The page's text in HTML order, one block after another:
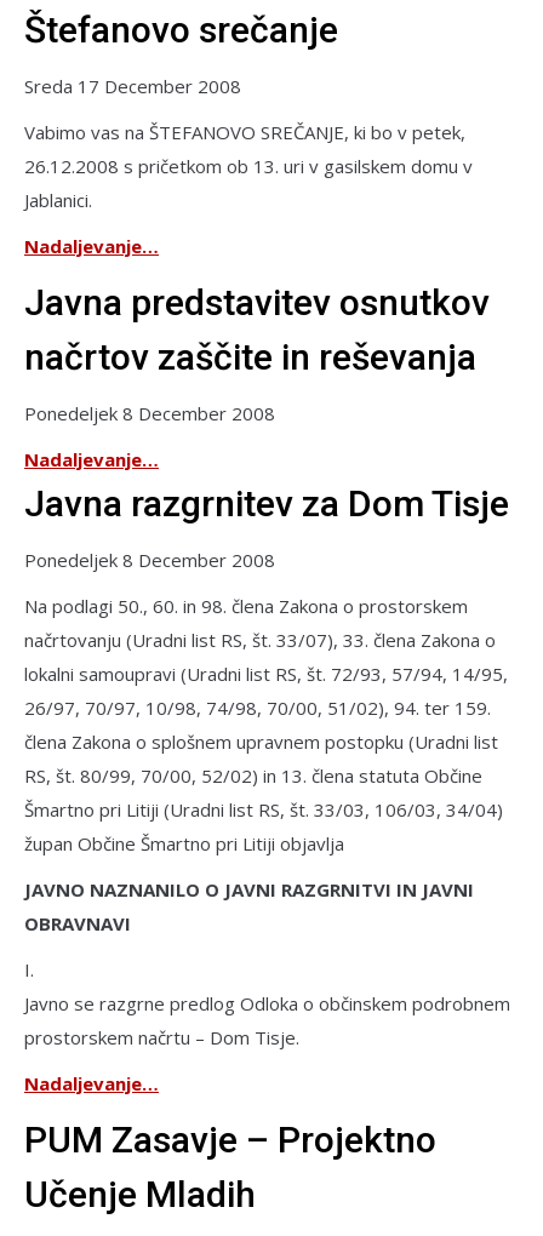
Štefanovo srečanje
Sreda 17 December 2008
Vabimo vas na ŠTEFANOVO SREČANJE, ki bo v petek,
26.12.2008 s pričetkom ob 13. uri v gasilskem domu v
Jablanici.
Nadaljevanje…
Javna predstavitev osnutkov
načrtov zaščite in reševanja
Ponedeljek 8 December 2008
Nadaljevanje…
Javna razgrnitev za Dom Tisje
Ponedeljek 8 December 2008
Na podlagi 50., 60. in 98. člena Zakona o prostorskem
načrtovanju (Uradni list RS, št. 33/07), 33. člena Zakona o
lokalni samoupravi (Uradni list RS, št. 72/93, 57/94, 14/95,
26/97, 70/97, 10/98, 74/98, 70/00, 51/02), 94. ter 159.
člena Zakona o splošnem upravnem postopku (Uradni list
RS, št. 80/99, 70/00, 52/02) in 13. člena statuta Občine
Šmartno pri Litiji (Uradni list RS, št. 33/03, 106/03, 34/04)
župan Občine Šmartno pri Litiji objavlja
JAVNO NAZNANILO O JAVNI RAZGRNITVI IN JAVNI
OBRAVNAVI
I.
Javno se razgrne predlog Odloka o občinskem podrobnem
prostorskem načrtu – Dom Tisje.
Nadaljevanje…
PUM Zasavje – Projektno
Učenje Mladih